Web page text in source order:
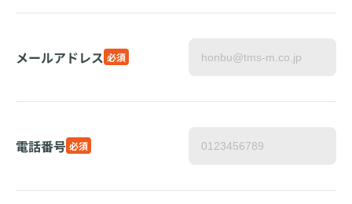
メールアドレス 必須
電話番号 必須